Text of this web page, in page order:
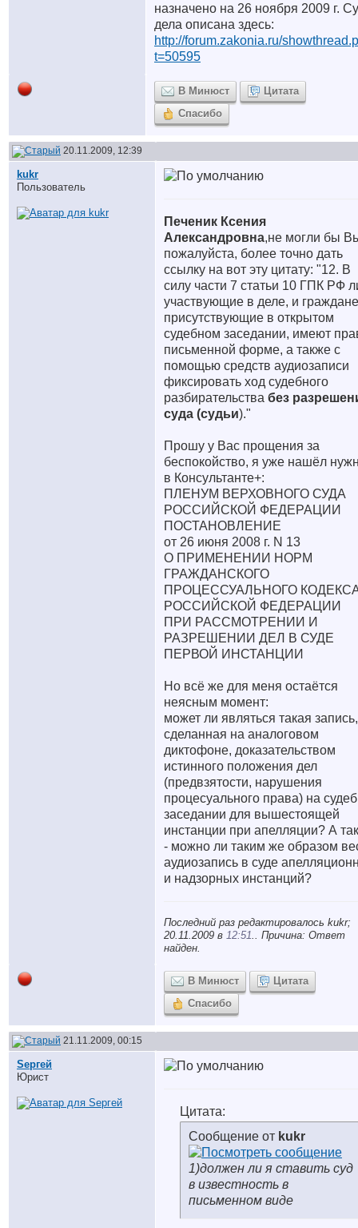
назначено на 26 ноября 2009 г.
дела описана здесь:
http://forum.zakonia.ru/
t=50595
В Минюст
Цитата
Спасибо
20.11.2009, 12:39
kukr
Пользователь
Печеник Ксения
Александровна,не могли бы
пожалуйста, более точно дать
ссылку на вот эту цитату: "12. В
силу части 7 статьи 10 ГПК РФ
участвующие в деле, и
присутствующие в открытом
судебном заседании, имеют
письменной форме, а также с
помощью средств аудиозаписи
фиксировать ход судебного
разбирательства без
суда (судьи)."
Прошу у Вас прощения за
беспокойство, я уже нашёл
в Консультанте+:
ПЛЕНУМ ВЕРХОВНОГО СУДА
РОССИЙСКОЙ ФЕДЕРАЦИИ
ПОСТАНОВЛЕНИЕ
от 26 июня 2008 г. N 13
О ПРИМЕНЕНИИ НОРМ
ГРАЖДАНСКОГО
ПРОЦЕССУАЛЬНОГО
РОССИЙСКОЙ ФЕДЕРАЦИИ
ПРИ РАССМОТРЕНИИ И
РАЗРЕШЕНИИ ДЕЛ В СУДЕ
ПЕРВОЙ ИНСТАНЦИИ
Но всё же для меня остаётся
неясным момент:
может ли являться такая запись,
сделанная на аналоговом
диктофоне, доказательством
истинного положения дел
(предвзятости, нарушения
процесуального права) на
заседании для вышестоящей
инстанции при апелляции? А
- можно ли таким же образом
аудиозапись в суде
и надзорных инстанций?
Последний раз редактировалось kukr;
20.11.2009 в 12:51.. Причина: Ответ
найден.
В Минюст
Цитата
Спасибо
21.11.2009, 00:15
Sергей
Юрист
Цитата:
Сообщение от kukr
1)должен ли я ставить суд
в известность в
письменном виде